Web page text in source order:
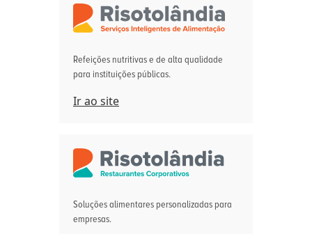
Refeições nutritivas e de alta qualidade
para instituições públicas.
Ir ao site
Soluções alimentares personalizadas para
empresas.